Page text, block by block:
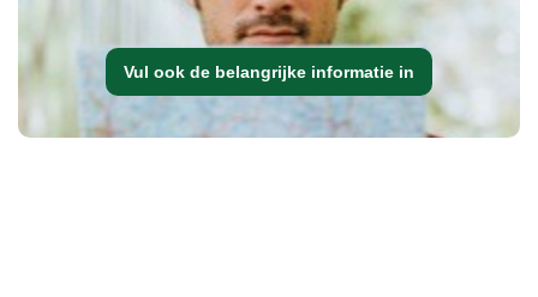
Vul ook de belangrijke informatie in